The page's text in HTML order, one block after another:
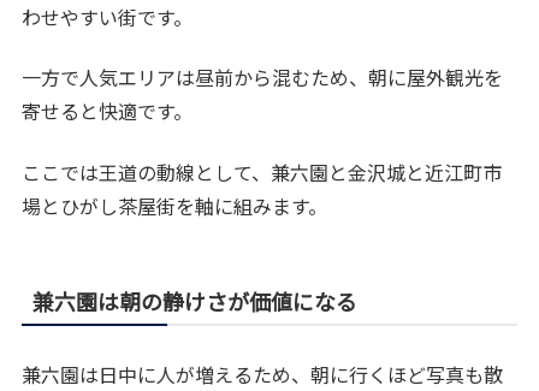
わせやすい街です。
一方で人気エリアは昼前から混むため、朝に屋外観光を
寄せると快適です。
ここでは王道の動線として、兼六園と金沢城と近江町市
場とひがし茶屋街を軸に組みます。
兼六園は朝の静けさが価値になる
兼六園は日中に人が増えるため、朝に行くほど写真も散